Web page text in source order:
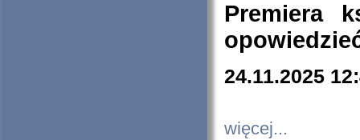
Premiera
24.11.2025
więcej...